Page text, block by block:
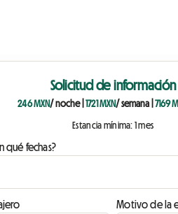
Solicitud de información
246 MXN/ noche|1721 MXN/ semana |7169
Estancia mínima: 1 mes
qué fechas?
Motivo de la